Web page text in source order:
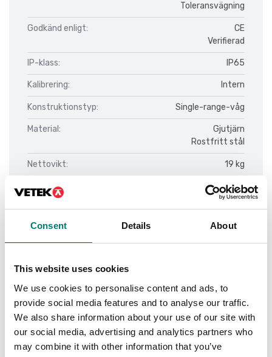
Consent Details About
This website uses cookies
We use cookies to personalise content and ads, to
provide social media features and to analyse our traffic.
We also share information about your use of our site with
our social media, advertising and analytics partners who
may combine it with other information that you’ve
Toleransvägning
Godkänd enligt:
CE
Verifierad
IP-klass: IP65
Kalibrering: Intern
Konstruktionstyp: Single-range-våg
Material:
Gjutjärn
Rostfritt stål
Nettovikt: 19 kg
Omgivningstemperatur: 5 °C – 35 °C
Stabiliseringstid: 3 s
Utförande:
Batteridriven (tillval)
Nätdriven
Dokument
Datasheet FES-FEJ V1.pdf Ladda ner